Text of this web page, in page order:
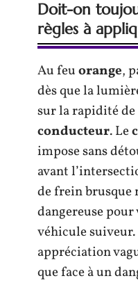
Doit-on
règles à
Au feuorange,
dès que la
sur la rapidité
conducteur. Le
impose sans
avant
de frein brusque
dangereuse
véhicule suiveur.
appréciation
que face à un